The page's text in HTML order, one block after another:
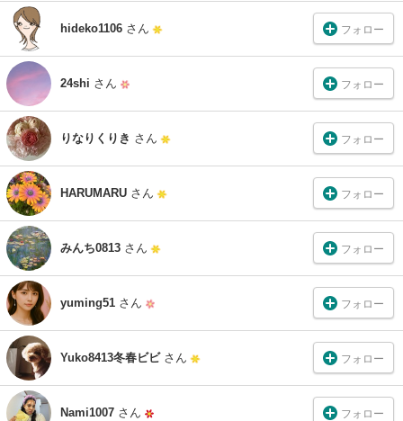
hideko1106 さん フォロー
24shi さん フォロー
りなりくりき さん フォロー
HARUMARU さん フォロー
みんち0813 さん フォロー
yuming51 さん フォロー
Yuko8413冬春ビビ さん フォロー
Nami1007 さん フォロー